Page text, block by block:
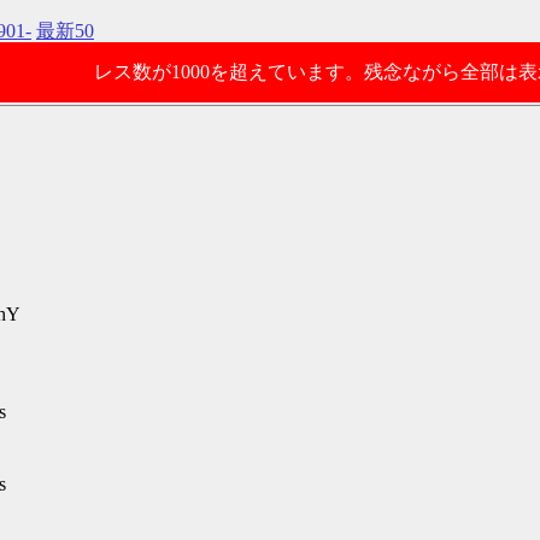
最新50
レス数が1000を超えています。残念ながら全部は表